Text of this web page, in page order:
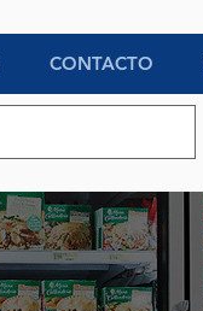
CONTACTO